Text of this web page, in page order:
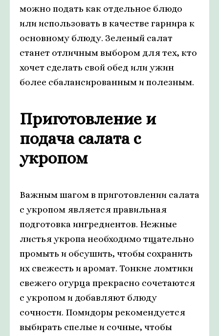
можно подать как отдельное блюдо
или использовать в качестве гарнира к
основному блюду. Зеленый салат
станет отличным выбором для тех, кто
хочет сделать свой обед или ужин
более сбалансированным и полезным.
Приготовление и
подача салата с
укропом
Важным шагом в приготовлении салата
с укропом является правильная
подготовка ингредиентов. Нежные
листья укропа необходимо тщательно
промыть и обсушить, чтобы сохранить
их свежесть и аромат. Тонкие ломтики
свежего огурца прекрасно сочетаются
с укропом и добавляют блюду
сочности. Помидоры рекомендуется
выбирать спелые и сочные, чтобы